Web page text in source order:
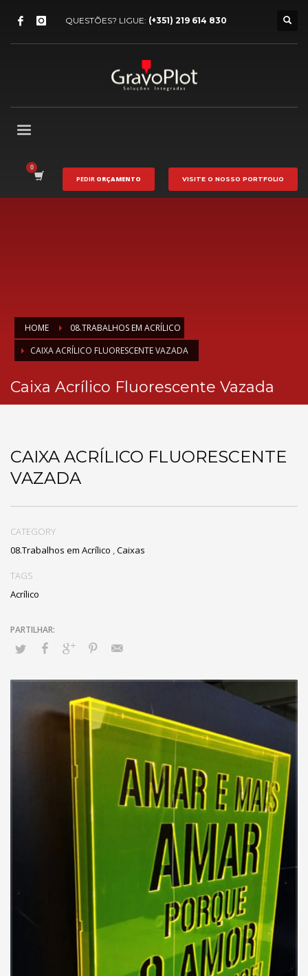
QUESTÕES? LIGUE: (+351) 219 614 830
PEDIR ORÇAMENTO VISITE O NOSSO PORTFOLIO
HOME
08.TRABALHOS EM ACRÍLICO
CAIXA ACRÍLICO FLUORESCENTE VAZADA
Caixa Acrílico Fluorescente Vazada
CAIXA ACRÍLICO FLUORESCENTE
VAZADA
CATEGORY
08.Trabalhos em Acrílico ,Caixas
TAGS
Acrílico